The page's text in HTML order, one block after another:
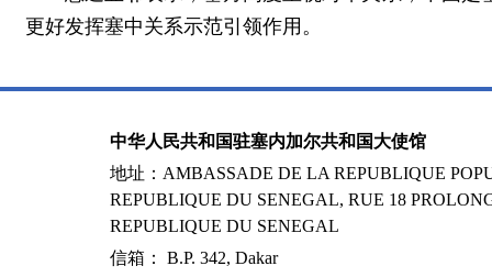
更好发挥塞中关系示范引领作用。
中华人民共和国驻塞内加尔共和国大使馆
地址：AMBASSADE DE LA REPUBLIQUE
REPUBLIQUE DU SENEGAL, RUE 18
REPUBLIQUE DU SENEGAL
信箱： B.P. 342, Dakar